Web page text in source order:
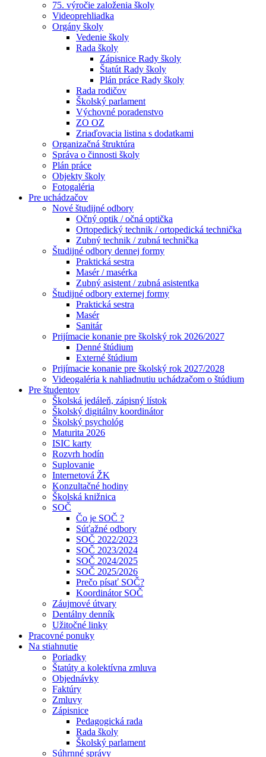
75. výročie založenia školy
Videoprehliadka
Orgány školy
Vedenie školy
Rada školy
Zápisnice Rady školy
Štatút Rady školy
Plán práce Rady školy
Rada rodičov
Školský parlament
Výchovné poradenstvo
ZO OZ
Zriaďovacia listina s dodatkami
Organizačná štruktúra
Správa o činnosti školy
Plán práce
Objekty školy
Fotogaléria
Pre uchádzačov
Nové študijné odbory
Očný optik / očná optička
Ortopedický technik / ortopedická technička
Zubný technik / zubná technička
Študijné odbory dennej formy
Praktická sestra
Masér / masérka
Zubný asistent / zubná asistentka
Študijné odbory externej formy
Praktická sestra
Masér
Sanitár
Prijímacie konanie pre školský rok 2026/2027
Denné štúdium
Externé štúdium
Prijímacie konanie pre školský rok 2027/2028
Videogaléria k nahliadnutiu uchádzačom o štúdium
Pre študentov
Školská jedáleň, zápisný lístok
Školský digitálny koordinátor
Školský psychológ
Maturita 2026
ISIC karty
Rozvrh hodín
Suplovanie
Internetová ŽK
Konzultačné hodiny
Školská knižnica
SOČ
Čo je SOČ ?
Súťažné odbory
SOČ 2022/2023
SOČ 2023/2024
SOČ 2024/2025
SOČ 2025/2026
Prečo písať SOČ?
Koordinátor SOČ
Záujmové útvary
Dentálny denník
Užitočné linky
Pracovné ponuky
Na stiahnutie
Poriadky
Štatúty a kolektívna zmluva
Objednávky
Faktúry
Zmluvy
Zápisnice
Pedagogická rada
Rada školy
Školský parlament
Súhrnné správy